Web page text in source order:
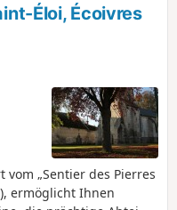
Éloi, Écoivres
„Sentier des Pierres
ermöglicht Ihnen